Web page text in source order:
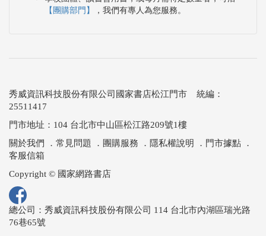
【團購部門】
，我們有專人為您服務。
秀威資訊科技股份有限公司國家書店松江門市 統編：
25511417
門市地址：104 台北市中山區松江路209號1樓
關於我們
． 常見問題 ． 團購服務 ． 隱私權說明 ． 門市據點 ．
客服信箱
Copyright © 國家網路書店
總公司：秀威資訊科技股份有限公司 114 台北市內湖區瑞光路
76巷65號